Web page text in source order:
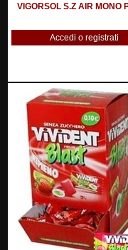
VIGORSOL S.Z AIR MONO
Accedi o registrati